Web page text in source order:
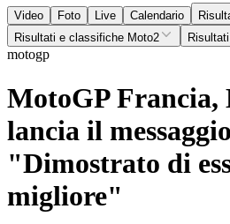
Video Foto Live Calendario
Risultati e classifiche Moto2
motogp
MotoGP
lancia il
"Dimostrato di
migliore"